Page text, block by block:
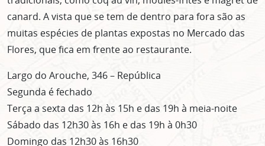
canard. A vista que se tem de dentro para fora são as
muitas espécies de plantas expostas no Mercado das
Flores, que fica em frente ao restaurante.
Largo do Arouche, 346 – República
Segunda é fechado
Terça a sexta das 12h às 15h e das 19h à meia-noite
Sábado das 12h30 às 16h e das 19h à 0h30
Domingo das 12h30 às 16h30